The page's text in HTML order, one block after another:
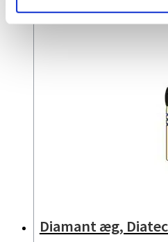
Diamant æg,